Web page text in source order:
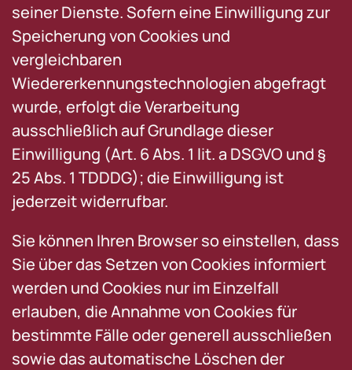
seiner Dienste. Sofern eine Einwilligung zur
Speicherung von Cookies und
vergleichbaren
Wiedererkennungstechnologien abgefragt
wurde, erfolgt die Verarbeitung
ausschließlich auf Grundlage dieser
Einwilligung (Art. 6 Abs. 1 lit. a DSGVO und §
25 Abs. 1 TDDDG); die Einwilligung ist
jederzeit widerrufbar.
Sie können Ihren Browser so einstellen, dass
Sie über das Setzen von Cookies informiert
werden und Cookies nur im Einzelfall
erlauben, die Annahme von Cookies für
bestimmte Fälle oder generell ausschließen
sowie das automatische Löschen der